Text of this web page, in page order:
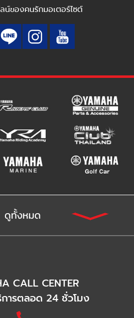
น์ของคนรักมอเตอร์ไซต์
ดูทั้งหมด
CALL CENTER
ารตลอด 24 ชั่วโมง